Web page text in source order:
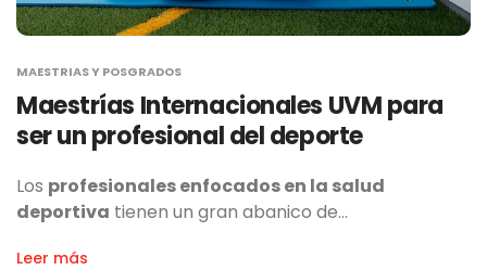
MAESTRIAS Y POSGRADOS
Maestrías Internacionales UVM para
ser un profesional del deporte
Los profesionales enfocados en la salud
deportiva tienen un gran abanico de…
Leer más